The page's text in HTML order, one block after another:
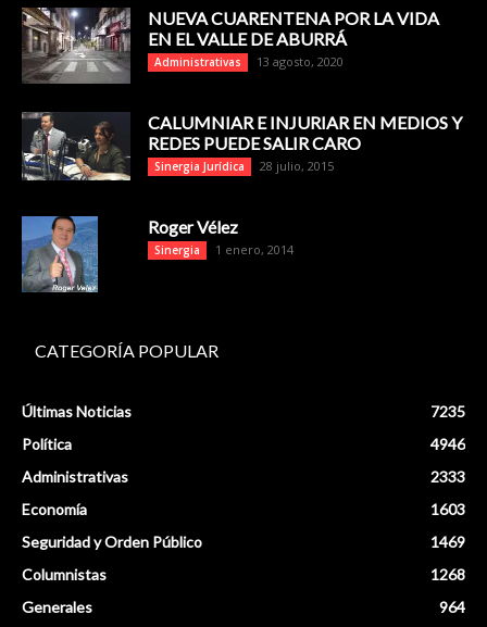
NUEVA CUARENTENA POR LA VIDA
EN EL VALLE DE ABURRÁ
Administrativas 13 agosto, 2020
CALUMNIAR E INJURIAR EN MEDIOS Y
REDES PUEDE SALIR CARO
Sinergia Jurídica 28 julio, 2015
Roger Vélez
Sinergia 1 enero, 2014
CATEGORÍA POPULAR
Últimas Noticias
7235
Política
4946
Administrativas
2333
Economía
1603
Seguridad y Orden Público
1469
Columnistas
1268
Generales
964